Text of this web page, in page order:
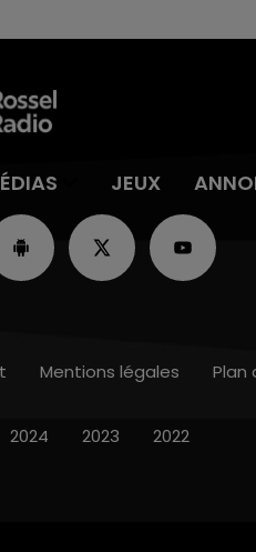
JEUX
Mentions légales Plan
2024 2023 2022